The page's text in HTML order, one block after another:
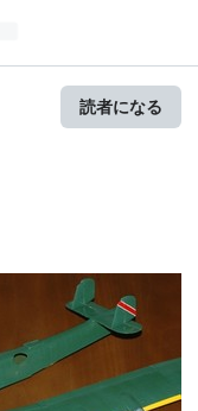
読者になる